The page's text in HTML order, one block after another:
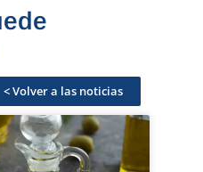
< Volver a las noticias